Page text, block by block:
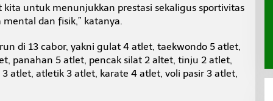
kita untuk menunjukkan prestasi sekaligus sportivitas
dan fisik,” katanya.
di 13 cabor, yakni gulat 4 atlet, taekwondo 5 atlet,
panahan 5 atlet, pencak silat 2 altet, tinju 2 atlet,
atlet, atletik 3 atlet, karate 4 atlet, voli pasir 3 atlet,